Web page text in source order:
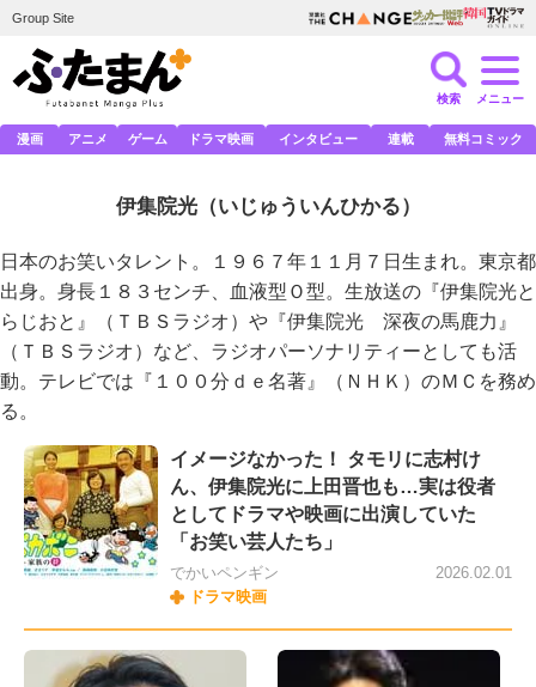
Group Site
検索 メニュー
漫画 アニメ ゲーム ドラマ映画 インタビュー 連載 無料コミック
伊集院光（いじゅういんひかる）
日本のお笑いタレント。１９６７年１１月７日生まれ。東京都
出身。身長１８３センチ、血液型Ｏ型。生放送の『伊集院光と
らじおと』（ＴＢＳラジオ）や『伊集院光 深夜の馬鹿力』
（ＴＢＳラジオ）など、ラジオパーソナリティーとしても活
動。テレビでは『１００分ｄｅ名著』（ＮＨＫ）のＭＣを務め
る。
イメージなかった！ タモリに志村け
ん、伊集院光に上田晋也も…実は役者
としてドラマや映画に出演していた
「お笑い芸人たち」
でかいペンギン
ドラマ映画
2026.02.01